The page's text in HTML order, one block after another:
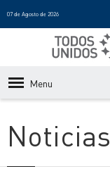
07 de Agosto de 2026
Menu
Noticias